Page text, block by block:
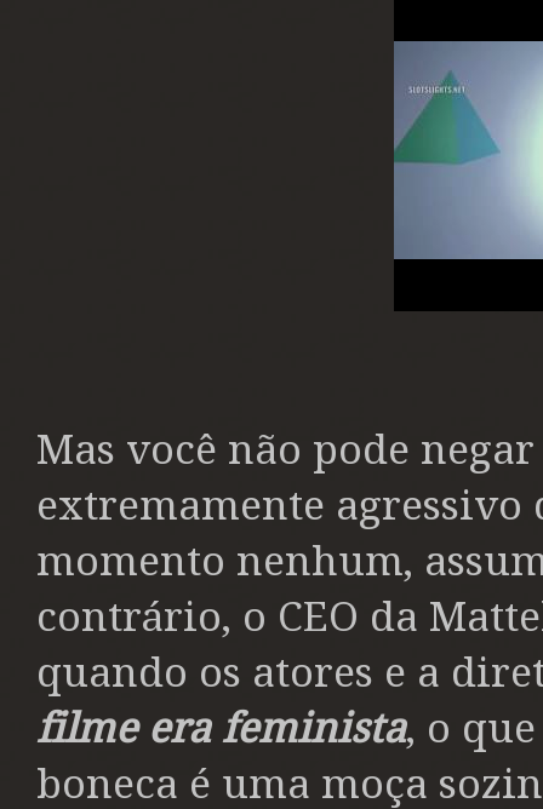
Mas você não pode
extremamente agressivo
momento nenhum,
contrário, o CEO da
quando os atores e a
filme era feminista, o
boneca é uma moça